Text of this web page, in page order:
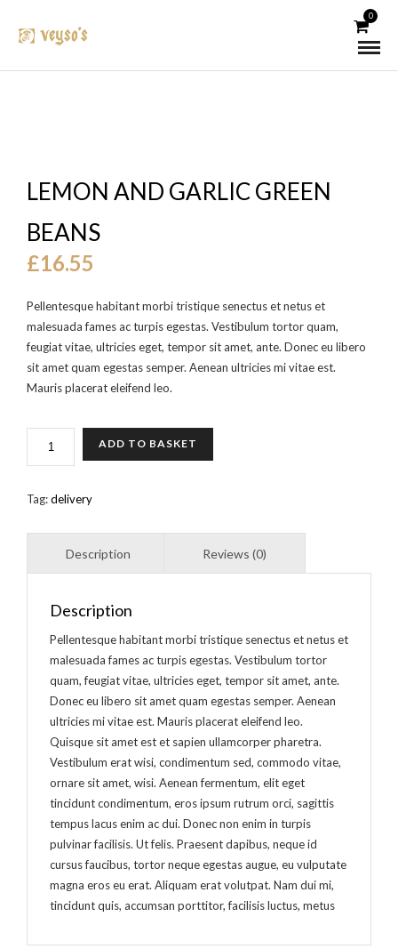
0
LEMON AND GARLIC GREEN
BEANS
£16.55
Pellentesque habitant morbi tristique senectus et netus et
malesuada fames ac turpis egestas. Vestibulum tortor quam,
feugiat vitae, ultricies eget, tempor sit amet, ante. Donec eu libero
sit amet quam egestas semper. Aenean ultricies mi vitae est.
Mauris placerat eleifend leo.
GREEN
ADD TO BASKET
Tag:delivery
Description
Pellentesque habitant morbi tristique senectus et netus et
malesuada fames ac turpis egestas. Vestibulum tortor
quam, feugiat vitae, ultricies eget, tempor sit amet, ante.
Donec eu libero sit amet quam egestas semper. Aenean
ultricies mi vitae est. Mauris placerat eleifend leo.
Quisque sit amet est et sapien ullamcorper pharetra.
Vestibulum erat wisi, condimentum sed, commodo vitae,
ornare sit amet, wisi. Aenean fermentum, elit eget
tincidunt condimentum, eros ipsum rutrum orci, sagittis
tempus lacus enim ac dui. Donec non enim in turpis
pulvinar facilisis. Ut felis. Praesent dapibus, neque id
cursus faucibus, tortor neque egestas augue, eu vulputate
magna eros eu erat. Aliquam erat volutpat. Nam dui mi,
tincidunt quis, accumsan porttitor, facilisis luctus, metus